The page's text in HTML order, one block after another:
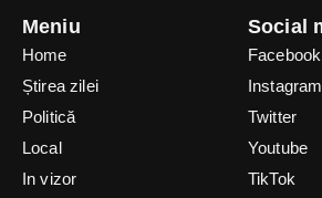
Meniu
Home
Știrea zilei
Politică
Local
In vizor
Social
Facebook
Instagram
Twitter
Youtube
TikTok